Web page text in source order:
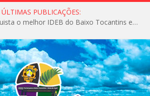
ÚLTIMAS PUBLICAÇÕES:
Igarapé-Miri conquista o melhor IDEB do Baixo Tocantins e avança na qualidade da educação pública